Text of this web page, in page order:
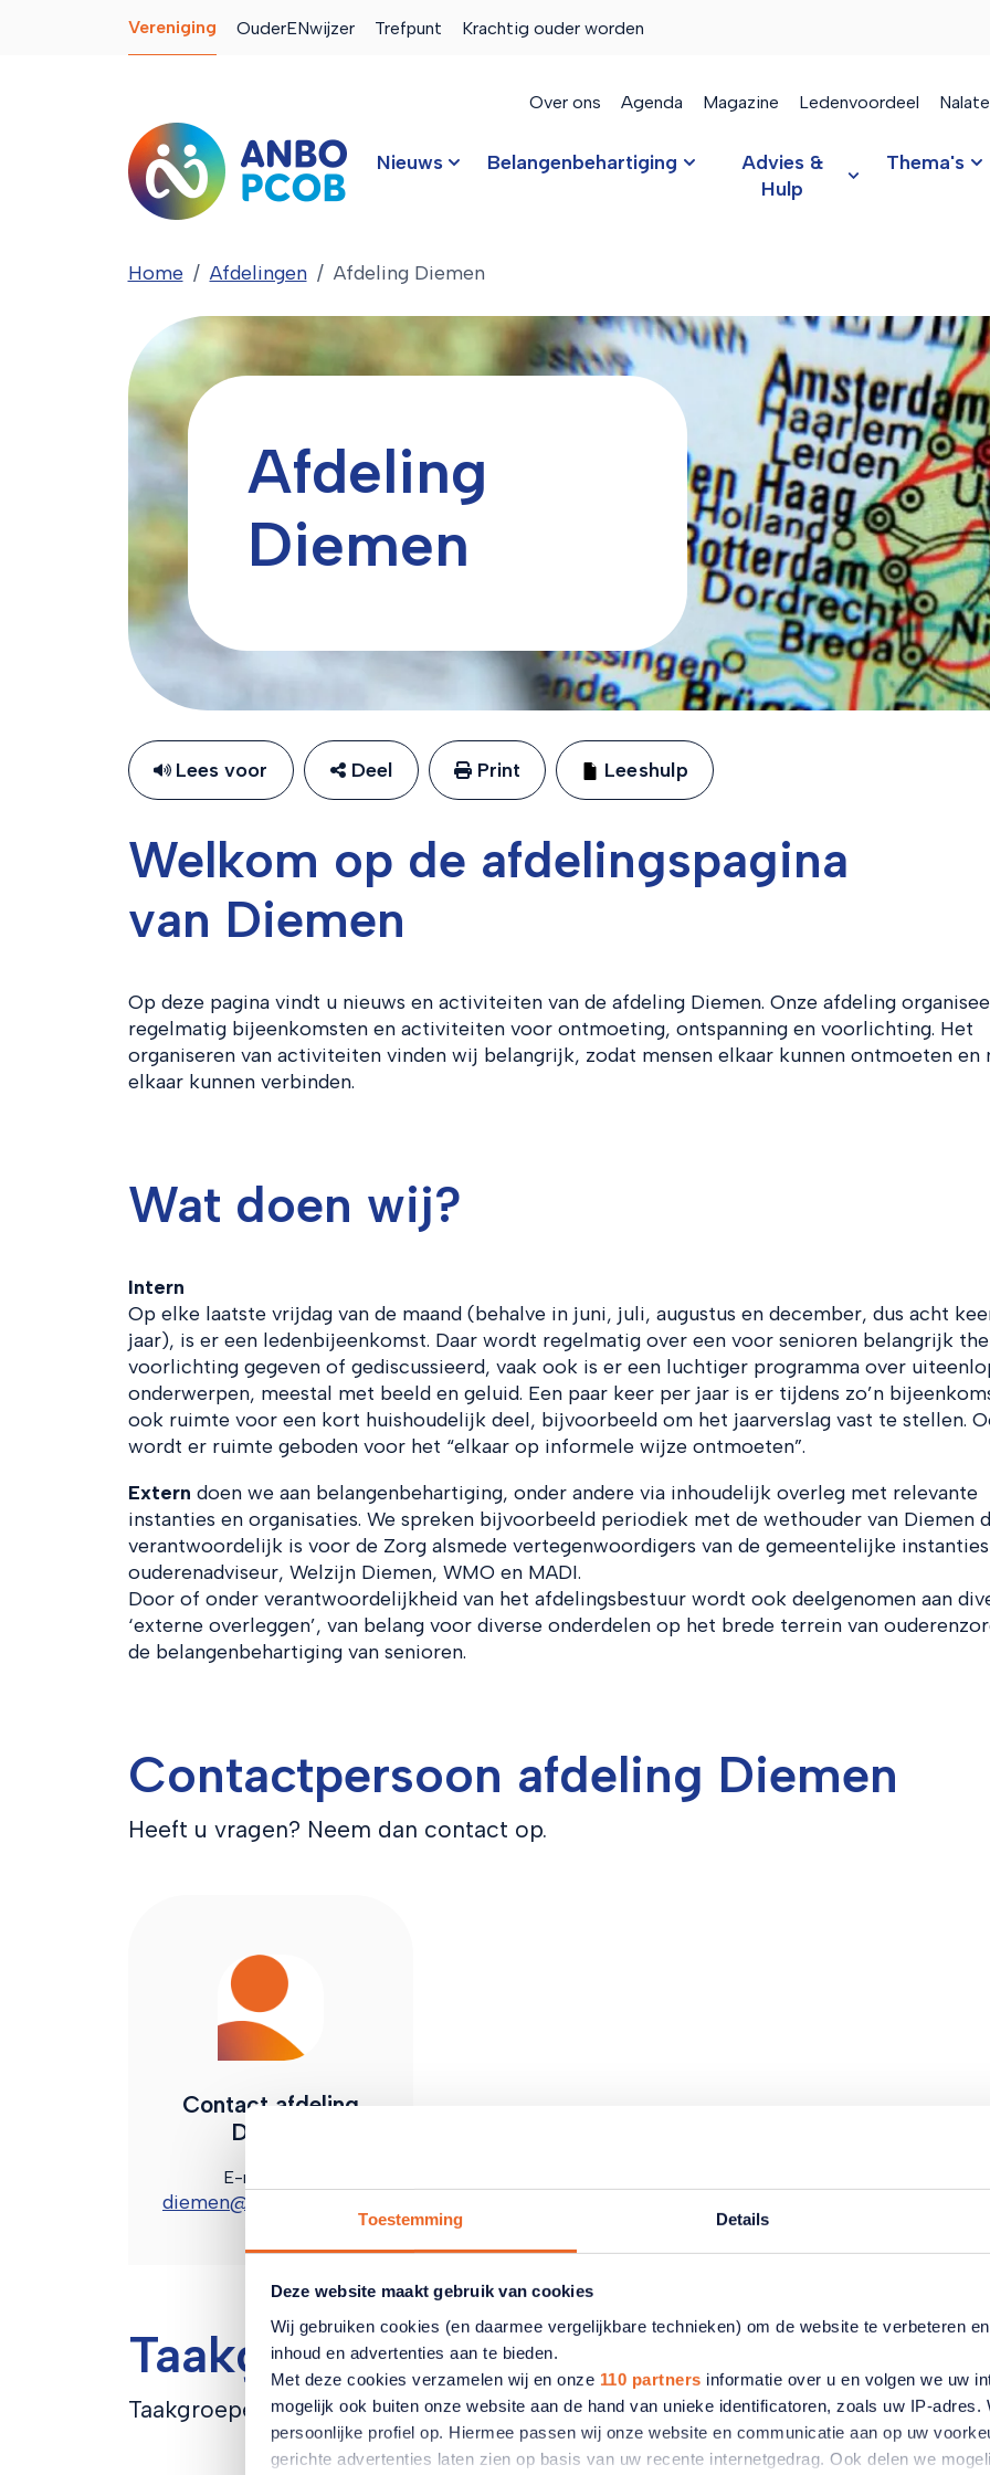
Toestemming Details
Deze website maakt gebruik van cookies
Wij gebruiken cookies (en daarmee vergelijkbare technieken) om de website te verbeteren
inhoud en advertenties aan te bieden.
Met deze cookies verzamelen wij en onze 110 partners informatie over u en volgen we uw
mogelijk ook buiten onze website aan de hand van unieke identificatoren, zoals uw IP-adres.
persoonlijke profiel op. Hiermee passen wij onze website en communicatie aan op uw
gerichte advertenties laten zien op basis van uw recente internetgedrag. Ook delen we
Vereniging OuderENwijzer Trefpunt Krachtig ouder worden
Over ons Agenda Magazine Ledenvoordeel
Nieuws Belangenbehartiging
Advies &
Hulp
Thema's
Home Afdelingen Afdeling Diemen
Afdeling
Diemen
Lees voor Deel Print Leeshulp
Welkom op de afdelingspagina
van Diemen
Op deze pagina vindt u nieuws en activiteiten van de afdeling Diemen. Onze afdeling
regelmatig bijeenkomsten en activiteiten voor ontmoeting, ontspanning en voorlichting. Het
organiseren van activiteiten vinden wij belangrijk, zodat mensen elkaar kunnen ontmoeten en
elkaar kunnen verbinden.
Wat doen wij?
Intern
Op elke laatste vrijdag van de maand (behalve in juni, juli, augustus en december, dus acht
jaar), is er een ledenbijeenkomst. Daar wordt regelmatig over een voor senioren belangrijk
voorlichting gegeven of gediscussieerd, vaak ook is er een luchtiger programma over
onderwerpen, meestal met beeld en geluid. Een paar keer per jaar is er tijdens zo’n
ook ruimte voor een kort huishoudelijk deel, bijvoorbeeld om het jaarverslag vast te stellen.
wordt er ruimte geboden voor het “elkaar op informele wijze ontmoeten”.
Extern doen we aan belangenbehartiging, onder andere via inhoudelijk overleg met relevante
instanties en organisaties. We spreken bijvoorbeeld periodiek met de wethouder van Diemen
verantwoordelijk is voor de Zorg alsmede vertegenwoordigers van de gemeentelijke
ouderenadviseur, Welzijn Diemen, WMO en MADI.
Door of onder verantwoordelijkheid van het afdelingsbestuur wordt ook deelgenomen aan
‘externe overleggen’, van belang voor diverse onderdelen op het brede terrein van
de belangenbehartiging van senioren.
Contactpersoon afdeling Diemen
Heeft u vragen? Neem dan contact op.
Contact afdeling
Diemen
E-mailadres
diemen@pcob50plus.nl
Taakgroepen
Taakgroepen